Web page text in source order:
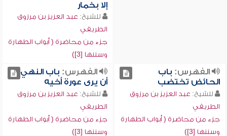
إلا بخمار
للشيخ: عبد العزيز بن مرزوق
الطريفي
جزء من محاضرة ( أبواب الطهارة
وسننها [3])
الفهرس: باب
الحائض تختضب
للشيخ: عبد العزيز بن مرزوق
الطريفي
جزء من محاضرة ( أبواب الطهارة
وسننها [3])
الفهرس: باب النهي
أن يرى عورة أخيه
للشيخ: عبد العزيز بن مرزوق
الطريفي
جزء من محاضرة ( أبواب الطهارة
وسننها [3])